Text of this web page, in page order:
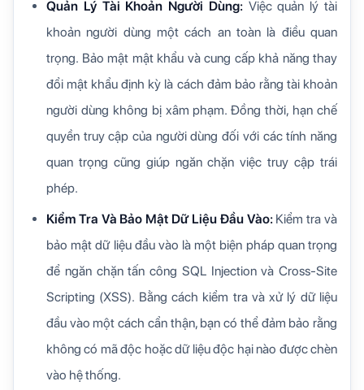
Quản Lý Tài Khoản Người Dùng: Việc quản lý tài
khoản người dùng một cách an toàn là điều quan
trọng. Bảo mật mật khẩu và cung cấp khả năng thay
đổi mật khẩu định kỳ là cách đảm bảo rằng tài khoản
người dùng không bị xâm phạm. Đồng thời, hạn chế
quyền truy cập của người dùng đối với các tính năng
quan trọng cũng giúp ngăn chặn việc truy cập trái
phép.
Kiểm Tra Và Bảo Mật Dữ Liệu Đầu Vào: Kiểm tra và
bảo mật dữ liệu đầu vào là một biện pháp quan trọng
để ngăn chặn tấn công SQL Injection và Cross-Site
Scripting (XSS). Bằng cách kiểm tra và xử lý dữ liệu
đầu vào một cách cẩn thận, bạn có thể đảm bảo rằng
không có mã độc hoặc dữ liệu độc hại nào được chèn
vào hệ thống.